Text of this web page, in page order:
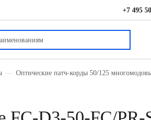
+7 495
Оптические патч-корды 50/125